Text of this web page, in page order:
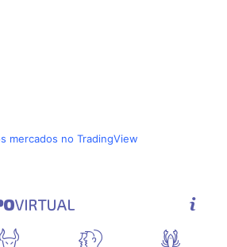
mercados no TradingView